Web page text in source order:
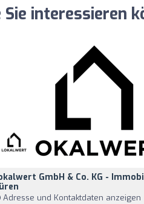
interessieren
GmbH & Co. KG -
Adresse und Kontaktdaten anzeigen